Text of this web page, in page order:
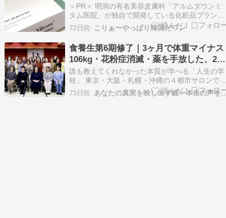
＜PR＞ 明洞の有名美容皮膚科「アルムダウンミ
タム医院」が独自で開発している化粧品ブランド
「ミタムコスメ」が、5/29(金) ~ 6/10(水)の期間
中、Qoo10メガ割 20%OFFセールでお買い得に
っているので、私もお気に入りのプレミアムスキ
ンケアセットをご紹介します！ …
72日前 こりぁ〜やっぱり韓国だワン
食養生第6期修了｜3ヶ月で体重マイナス
106kg・花粉症消滅・薬を手放した、22
名の記録
誰も教えてくれなかった本質が学べる「人生の学
校」 東京・大阪・札幌・沖縄の４都市サロンで全
国・世界をZOOMで繋いでクラスを開講していま
す。 はじめましての方 「人生の学校」コアエッ
73日前 あなたの真実を映し出す鏡〜